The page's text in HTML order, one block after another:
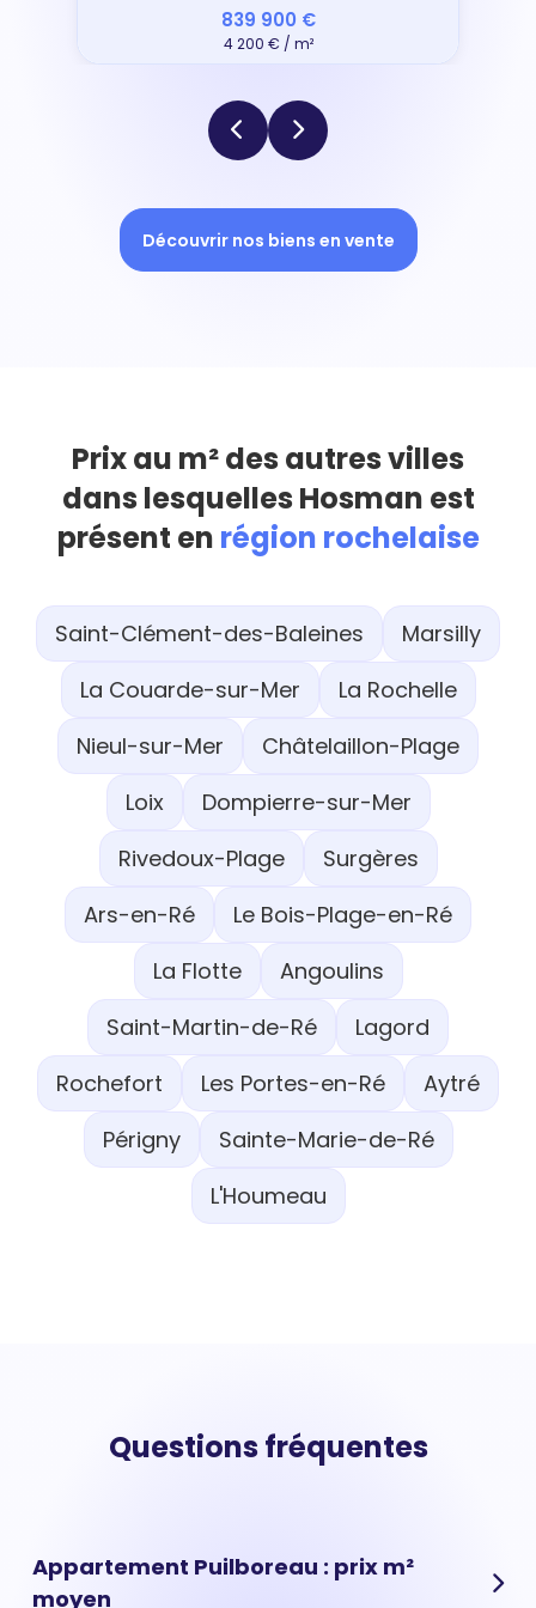
839 900 €
4 200 € / m²
Découvrir nos biens en vente
Prix au m² des autres villes
dans lesquelles Hosman est
présent en région rochelaise
Saint-Clément-des-Baleines
Marsilly
La Couarde-sur-Mer
La Rochelle
Nieul-sur-Mer
Châtelaillon-Plage
Loix
Dompierre-sur-Mer
Rivedoux-Plage
Surgères
Ars-en-Ré
Le Bois-Plage-en-Ré
La Flotte
Angoulins
Saint-Martin-de-Ré
Lagord
Rochefort
Les Portes-en-Ré
Aytré
Périgny
Sainte-Marie-de-Ré
L'Houmeau
Questions fréquentes
Appartement Puilboreau : prix m²
moyen